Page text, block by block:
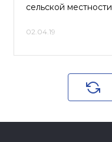
сельской местности
02.04.19